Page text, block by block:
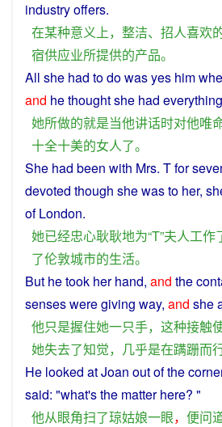
industryoffers.
在某种意义上， 整洁、 招人喜欢
宿供应业所提供的产品。
All she had todowasyes him
and hethoughtshe had
她所做的就是当他讲话时对他唯
十全十美的女人了。
She had been with Mrs. Tfor
devoted though she was to her,
of London.
她已经忠心耿耿地为“T”夫人工作
了伦敦城市的生活。
But hetook herhand, and the
sensesweregiving way, and she
他只是握住她一只手， 这种接触
她失去了知觉， 几乎是在蹒跚而
He looked atJoan outof the
said: "what's the matter here? "
他从眼角扫了琼姑娘一眼， 便问